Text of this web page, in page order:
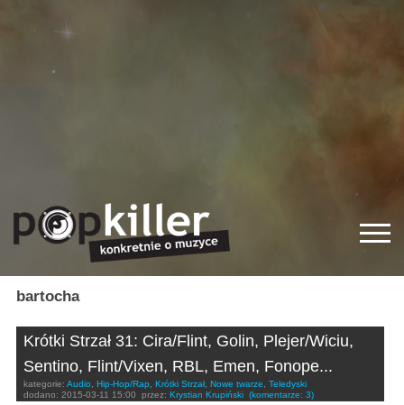
bartocha
Krótki Strzał 31: Cira/Flint, Golin, Plejer/Wiciu,
Sentino, Flint/Vixen, RBL, Emen, Fonope...
kategorie: Audio, Hip-Hop/Rap, Krótki Strzał, Nowe twarze, Teledyski
dodano: 2015-03-11 15:00 przez: Krystian Krupiński (komentarze: 3)